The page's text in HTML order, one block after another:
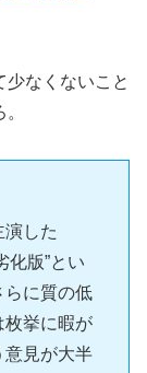
なくないこと
した
化版”とい
らに質の低
枚挙に暇が
意見が大半